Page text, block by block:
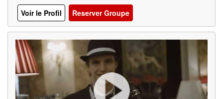
Voir le Profil
Reserver Groupe